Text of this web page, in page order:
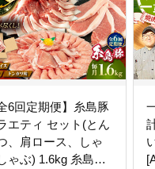
全6回定期便】糸島豚
エティ セット(とん
、肩ロース、しゃ
ゃぶ) 1.6kg 糸島市 /